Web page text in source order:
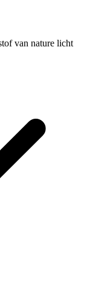
van nature licht